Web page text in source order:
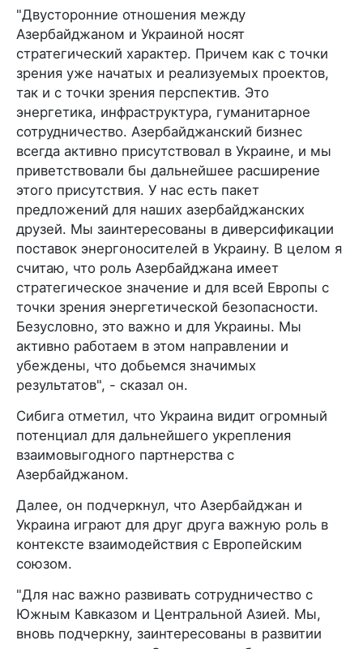
"Двусторонние отношения между
Азербайджаном и Украиной носят
стратегический характер. Причем как с точки
зрения уже начатых и реализуемых проектов,
так и с точки зрения перспектив. Это
энергетика, инфраструктура, гуманитарное
сотрудничество. Азербайджанский бизнес
всегда активно присутствовал в Украине, и мы
приветствовали бы дальнейшее расширение
этого присутствия. У нас есть пакет
предложений для наших азербайджанских
друзей. Мы заинтересованы в диверсификации
поставок энергоносителей в Украину. В целом я
считаю, что роль Азербайджана имеет
стратегическое значение и для всей Европы с
точки зрения энергетической безопасности.
Безусловно, это важно и для Украины. Мы
активно работаем в этом направлении и
убеждены, что добьемся значимых
результатов", - сказал он.
Сибига отметил, что Украина видит огромный
потенциал для дальнейшего укрепления
взаимовыгодного партнерства с
Азербайджаном.
Далее, он подчеркнул, что Азербайджан и
Украина играют для друг друга важную роль в
контексте взаимодействия с Европейским
союзом.
"Для нас важно развивать сотрудничество с
Южным Кавказом и Центральной Азией. Мы,
вновь подчеркну, заинтересованы в развитии